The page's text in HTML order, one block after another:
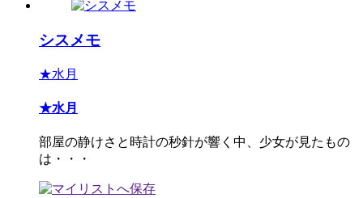
シスメモ
★水月
★水月
部屋の静けさと時計の秒針が響く中、少女が見たもの
は・・・